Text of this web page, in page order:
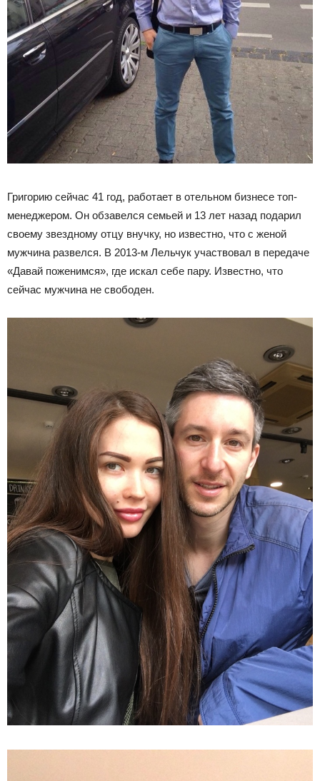
Григорию сейчас 41 год, работает в отельном бизнесе топ-
менеджером. Он обзавелся семьей и 13 лет назад подарил
своему звездному отцу внучку, но известно, что с женой
мужчина развелся. В 2013-м Лельчук участвовал в передаче
«Давай поженимся», где искал себе пару. Известно, что
сейчас мужчина не свободен.